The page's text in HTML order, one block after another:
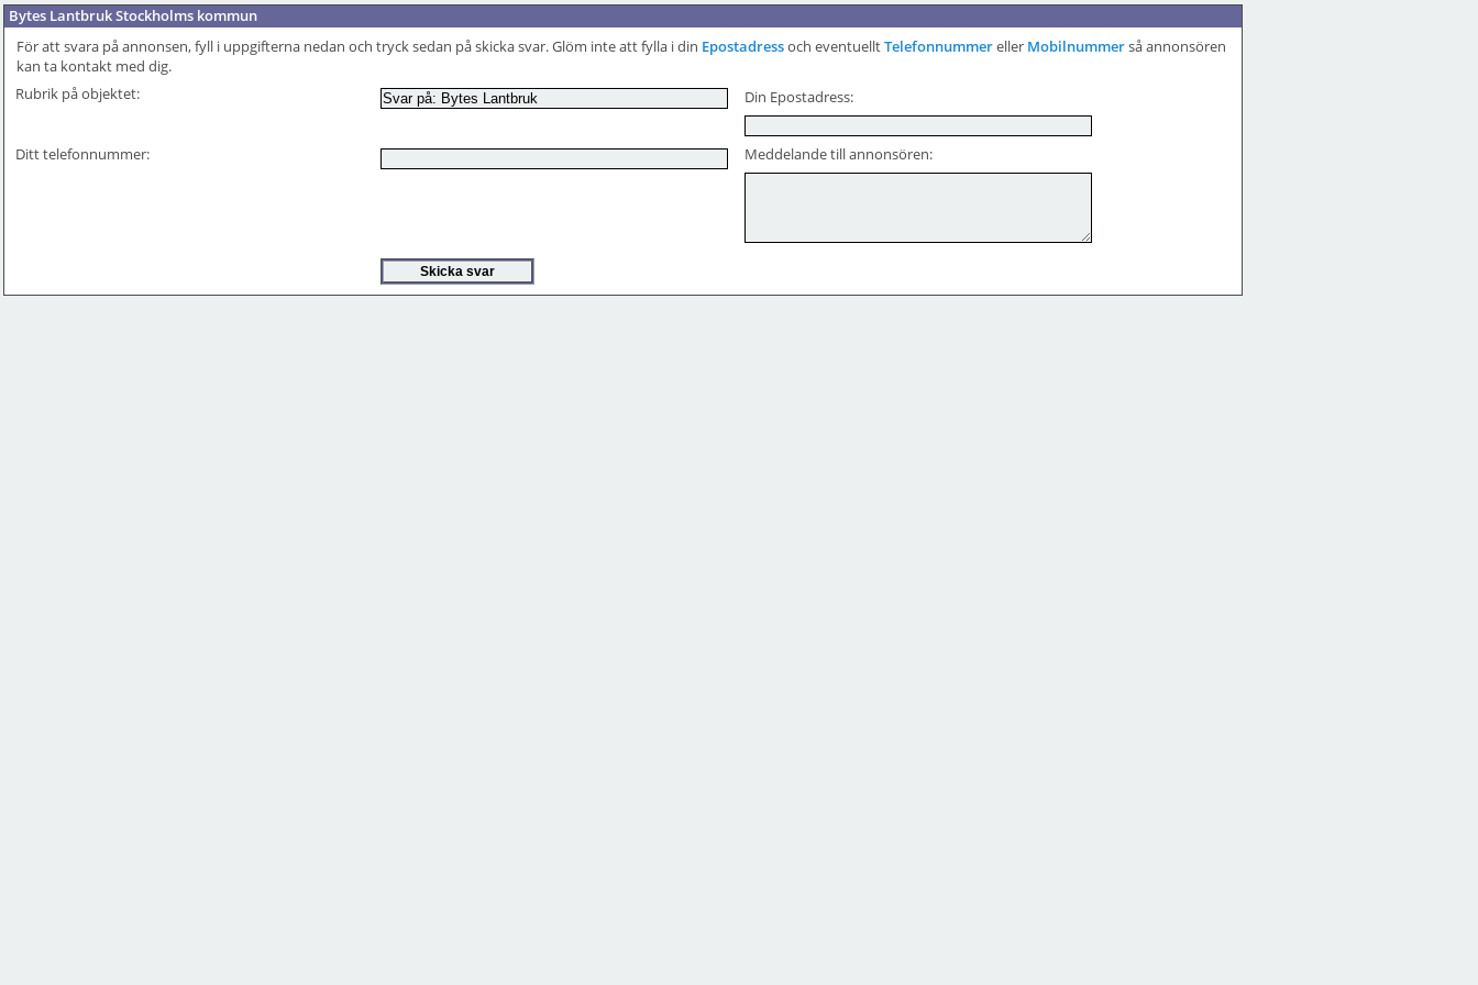
Bytes Lantbruk Stockholms kommun
För att svara på annonsen, fyll i uppgifterna nedan och tryck sedan på skicka svar. Glöm inte att fylla i din Epostadressoch eventuelltTelefonnummereller Mobilnummerså annonsören
kan ta kontakt med dig.
Rubrik på objektet:
Din Epostadress:
Ditt telefonnummer: Meddelande till annonsören: